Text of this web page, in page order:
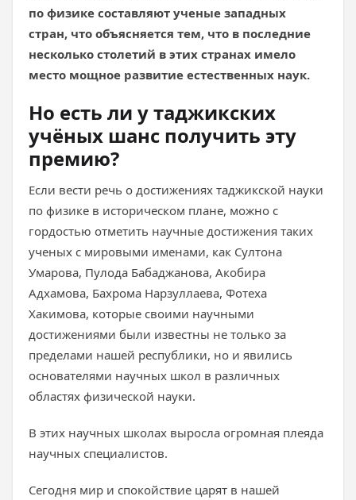
по физике составляют ученые западных
стран, что объясняется тем, что в последние
несколько столетий в этих странах имело
место мощное развитие естественных наук.
Но есть ли у таджикских
учёных шанс получить эту
премию?
Если вести речь о достижениях таджикской науки
по физике в историческом плане, можно с
гордостью отметить научные достижения таких
ученых с мировыми именами, как Султона
Умарова, Пулода Бабаджанова, Акобира
Адхамова, Бахрома Нарзуллаева, Фотеха
Хакимова, которые своими научными
достижениями были известны не только за
пределами нашей республики, но и явились
основателями научных школ в различных
областях физической науки.
В этих научных школах выросла огромная плеяда
научных специалистов.
Сегодня мир и спокойствие царят в нашей